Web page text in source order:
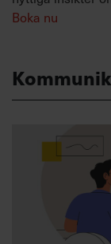
Boka nu